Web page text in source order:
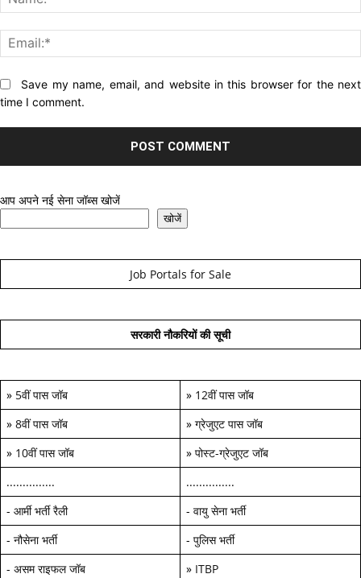
Website:Save my name, email, and website in this browser for the next
time I comment.
आप अपने नई सेना जॉब्स खोजें
खोजें
Job Portals for Sale
सरकारी नौकरियों की सूची
» 5वीं पास जॉब » 12वीं पास जॉब
» 8वीं पास जॉब » ग्रेजुएट पास जॉब
» 10वीं पास जॉब » पोस्ट-ग्रेजुएट जॉब
...............
...............
- आर्मी भर्ती रैली - वायु सेना भर्ती
- नौसेना भर्ती - पुलिस भर्ती
- असम राइफल जॉब » ITBP